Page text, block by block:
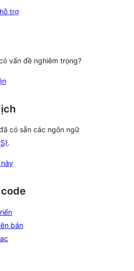
trợ
vấn đề nghiêm trọng?
có sẵn các ngôn ngữ
.
bản